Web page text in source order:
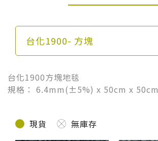
台化1900- 方塊
台化1900方塊地毯
規格： 6.4mm(±5%) x 50cm x 50cm
現貨 無庫存